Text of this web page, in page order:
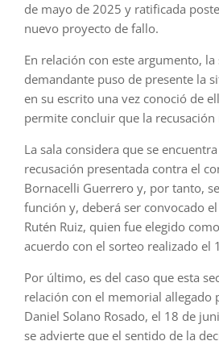
de mayo de 2025 y ratificada
nuevo proyecto de fallo.
En relación con este argumento,
demandante puso de presente la
en su escrito una vez conoció de
permite concluir que la
La sala considera que se
recusación presentada contra el
Bornacelli Guerrero y, por tanto,
función y, deberá ser convocado
Rutén Ruiz, quien fue elegido
acuerdo con el sorteo realizado el
Por último, es del caso que esta
relación con el memorial allegado
Daniel Solano Rosado, el 18 de
se advierte que el sentido de la